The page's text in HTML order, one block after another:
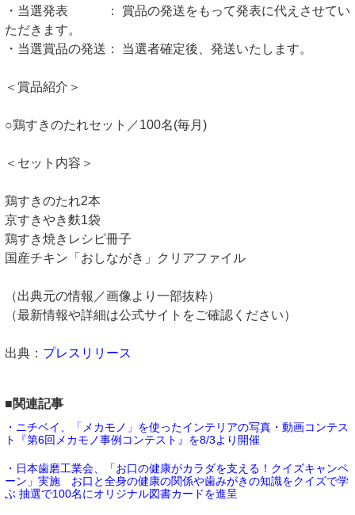
・当選発表 ： 賞品の発送をもって発表に代えさせてい
ただきます。
・当選賞品の発送： 当選者確定後、発送いたします。
＜賞品紹介＞
○鶏すきのたれセット／100名(毎月)
＜セット内容＞
鶏すきのたれ2本
京すきやき麩1袋
鶏すき焼きレシピ冊子
国産チキン「おしながき」クリアファイル
（出典元の情報／画像より一部抜粋）
（最新情報や詳細は公式サイトをご確認ください）
出典： プレスリリース
■関連記事
・ニチベイ、「メカモノ」を使ったインテリアの写真・動画コンテス
ト『第6回メカモノ事例コンテスト』を8/3より開催
・日本歯磨工業会、「お口の健康がカラダを支える！クイズキャンペ
ーン」実施 お口と全身の健康の関係や歯みがきの知識をクイズで学
ぶ 抽選で100名にオリジナル図書カードを進呈